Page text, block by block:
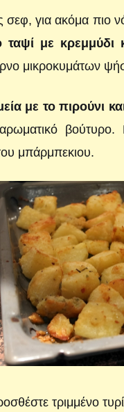
για ακόμα πιο
ταψί με
μικροκυμάτων
με το πιρούνι
βούτυρο.
μπάρμπεκιου.
τριμμένο